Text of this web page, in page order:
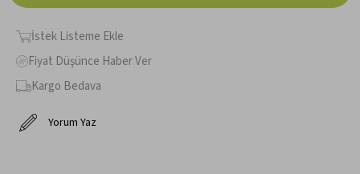
İstek Listeme Ekle
Fiyat Düşünce Haber Ver
Kargo Bedava
Yorum Yaz